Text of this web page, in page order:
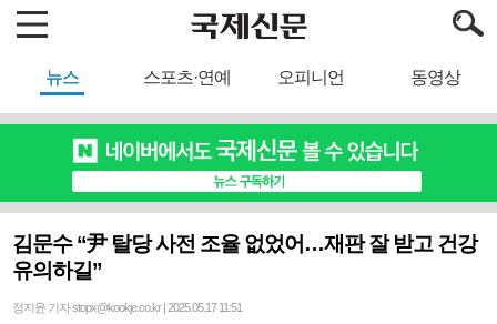
뉴스 스포츠·연예 오피니언 동영상
김문수 “尹 탈당 사전 조율 없었어…재판 잘 받고 건강
유의하길”
정지윤 기자 stopx@kookje.co.kr | 2025.05.17 11:51